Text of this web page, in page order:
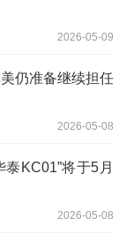
2026-05-09
仍准备继续担任
2026-05-08
泰KC01”将于5月
2026-05-08